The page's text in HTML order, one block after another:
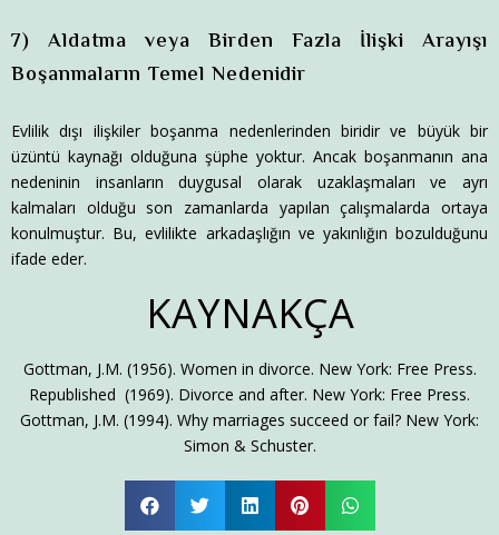
7) Aldatma veya Birden Fazla İlişki Arayışı
Boşanmaların Temel Nedenidir
Evlilik dışı ilişkiler boşanma nedenlerinden biridir ve büyük bir
üzüntü kaynağı olduğuna şüphe yoktur. Ancak boşanmanın ana
nedeninin insanların duygusal olarak uzaklaşmaları ve ayrı
kalmaları olduğu son zamanlarda yapılan çalışmalarda ortaya
konulmuştur. Bu, evlilikte arkadaşlığın ve yakınlığın bozulduğunu
ifade eder.
KAYNAKÇA
Gottman, J.M. (1956). Women in divorce. New York: Free Press.
Republished (1969). Divorce and after. New York: Free Press.
Gottman, J.M. (1994). Why marriages succeed or fail? New York:
Simon & Schuster.